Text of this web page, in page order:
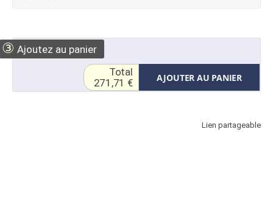
③ Ajoutez au panier
AJOUTER AU PANIER
Total
271,71 €
Lien partageable